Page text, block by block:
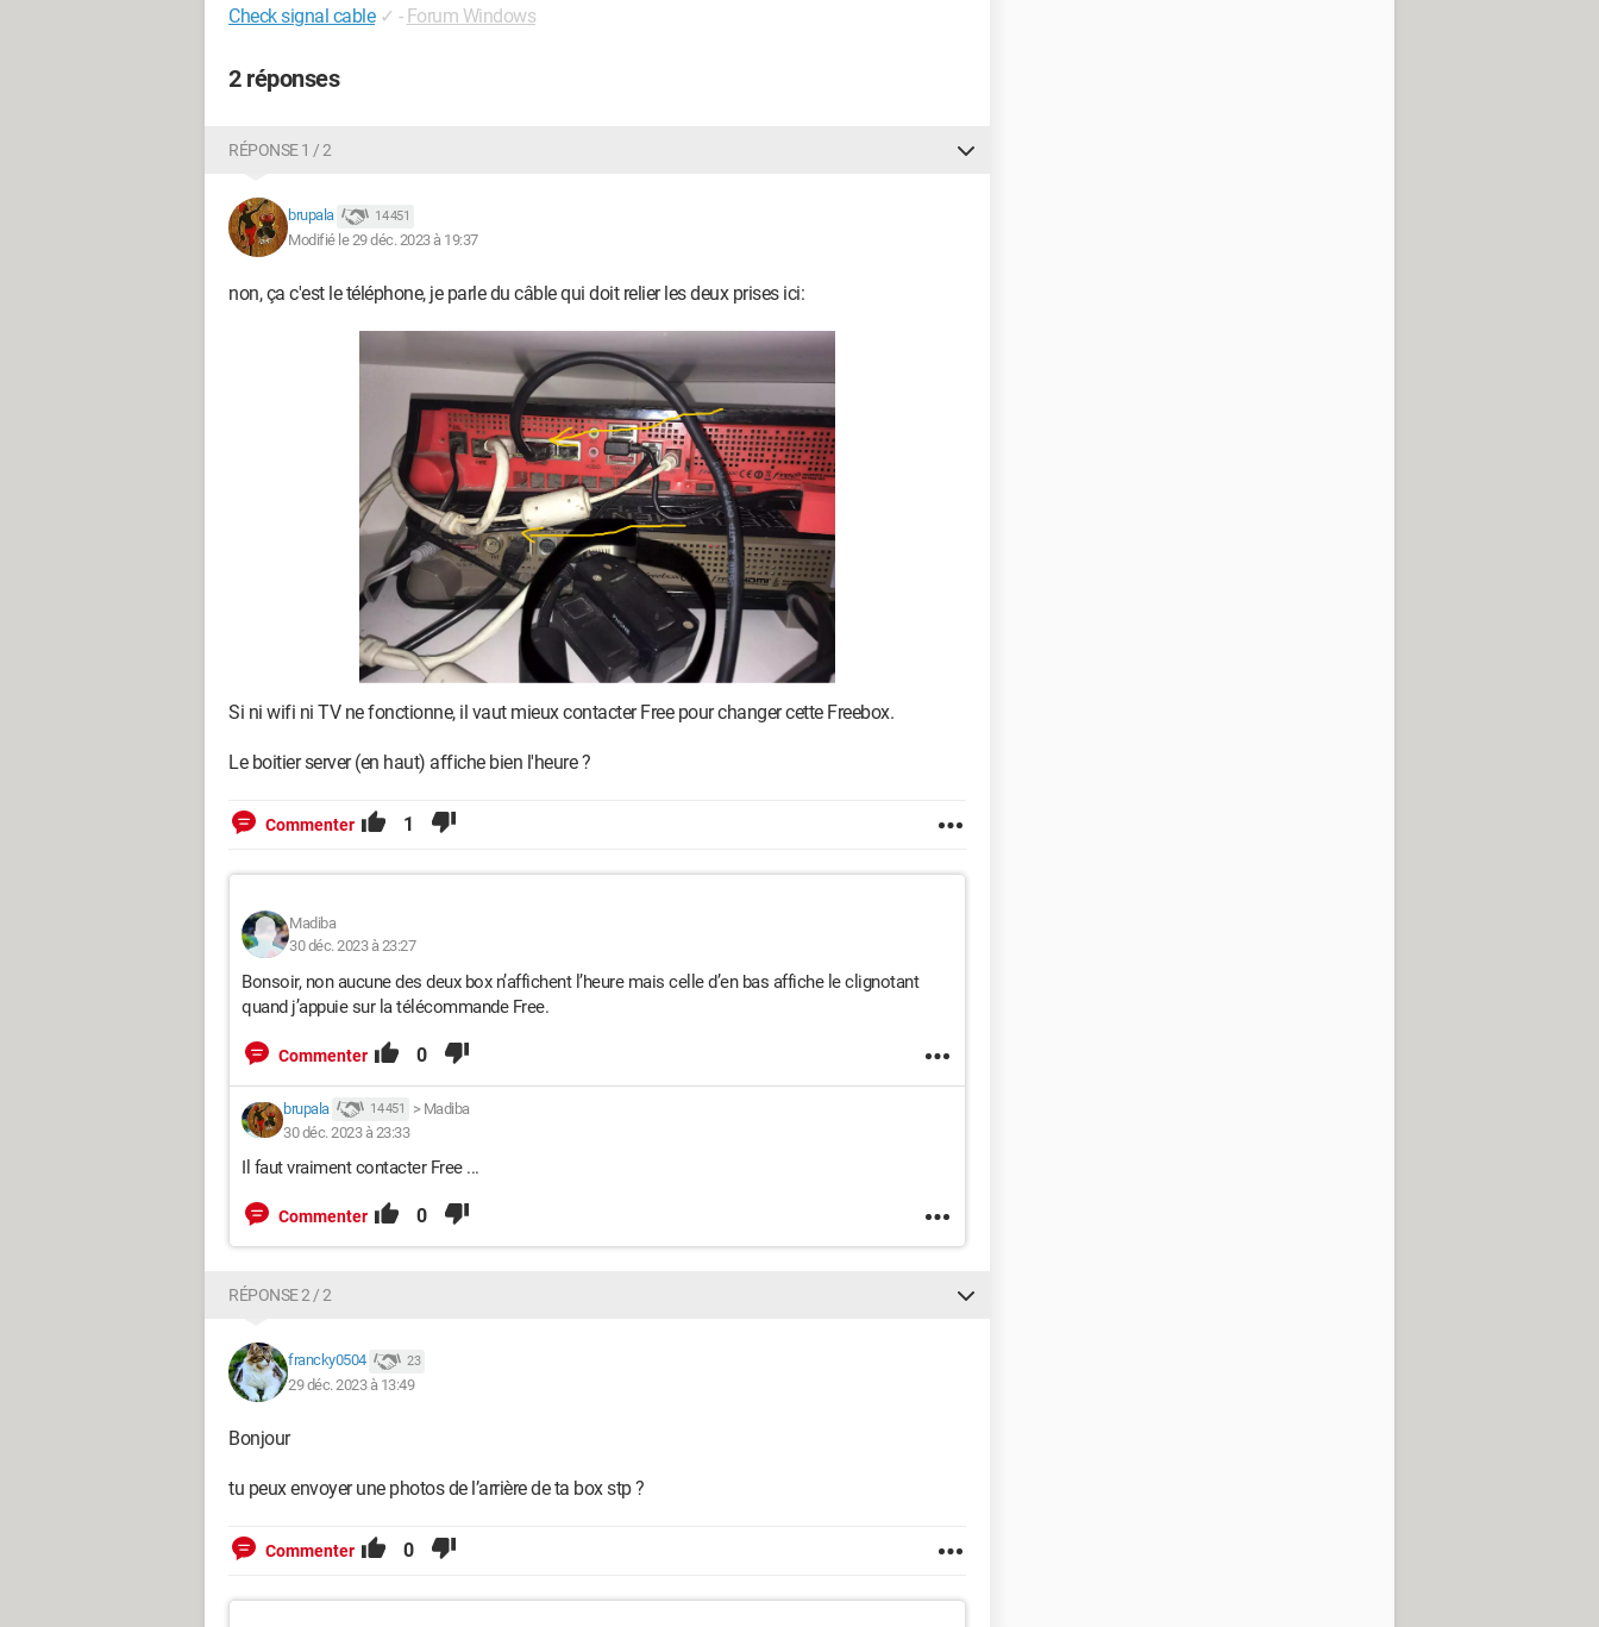
Check signal cable ✓ - Forum Windows
2 réponses
RÉPONSE 1 / 2
brupala 14 451
Modifié le 29 déc. 2023 à 19:37
non, ça c'est le téléphone, je parle du câble qui doit relier les deux prises ici:
Si ni wifi ni TV ne fonctionne, il vaut mieux contacter Free pour changer cette Freebox.
Le boitier server (en haut) affiche bien l'heure ?
Commenter 1
Madiba
30 déc. 2023 à 23:27
Bonsoir, non aucune des deux box n’affichent l’heure mais celle d’en bas affiche le clignotant
quand j’appuie sur la télécommande Free.
Commenter 0
brupala 14 451 > Madiba
30 déc. 2023 à 23:33
Il faut vraiment contacter Free ...
Commenter 0
RÉPONSE 2 / 2
francky0504 23
29 déc. 2023 à 13:49
Bonjour
tu peux envoyer une photos de l’arrière de ta box stp ?
Commenter 0